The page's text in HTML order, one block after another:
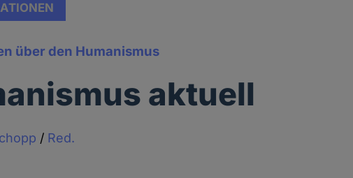
über den Humanismus
aktuell
/ Red.